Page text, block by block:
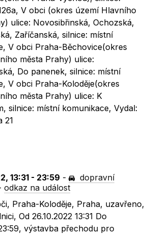
V obci (okres území Hlavního
ulice: Novosibřinská, Ochozská,
Zaříčanská, silnice: místní
V obci Praha-Běchovice(okres
města Prahy) ulice:
Do panenek, silnice: místní
V obci Praha-Koloděje(okres
města Prahy) ulice: K
silnice: místní komunikace, Vydal:
21
13:31 - 23:59 -
dopravní
odkaz na událost
Praha-Koloděje, Praha, uzavřeno,
Od 26.10.2022 13:31 Do
výstavba přechodu pro